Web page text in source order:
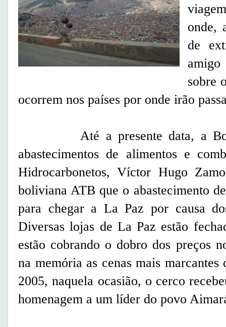
onde,
de
sobre
ocorrem nos países por onde irão
Até a presente data, a
abastecimentos de alimentos e
Hidrocarbonetos, Víctor Hugo
boliviana ATB que o abastecimento
para chegar a La Paz por causa
Diversas lojas de La Paz estão
estão cobrando o dobro dos preços
na memória as cenas mais
2005, naquela ocasião, o cerco
homenagem a um líder do povo